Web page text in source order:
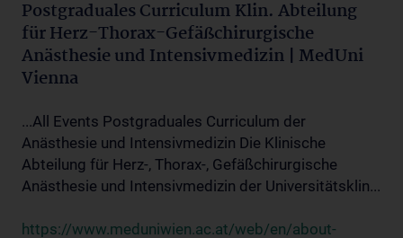
Postgraduales Curriculum Klin. Abteilung
für Herz-Thorax-Gefäßchirurgische
Anästhesie und Intensivmedizin | MedUni
Vienna
...All Events Postgraduales Curriculum der
Anästhesie und Intensivmedizin Die Klinische
Abteilung für Herz-, Thorax-, Gefäßchirurgische
Anästhesie und Intensivmedizin der Universitätsklin...
https://www.meduniwien.ac.at/web/en/about-